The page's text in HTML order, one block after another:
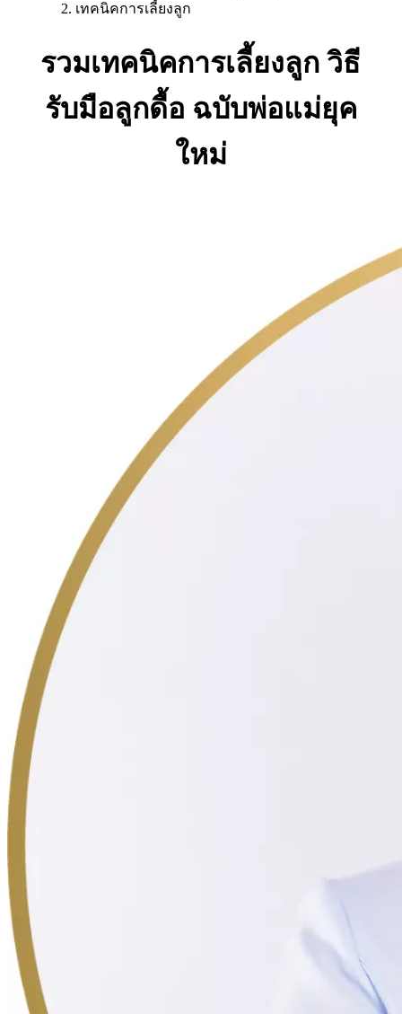
เทคนิคการเลี้ยงลูก
รวมเทคนิคการเลี้ยงลูก วิธี
รับมือลูกดื้อ ฉบับพ่อแม่ยุค
ใหม่